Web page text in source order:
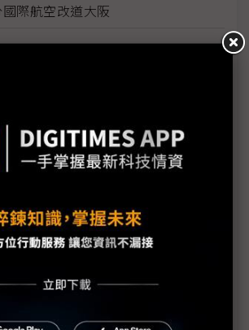
際航空改道大阪
島東移5公分
力大幅減緩天災衝擊
凌晨1點為止 日震災死亡人數近
電廠發生火警